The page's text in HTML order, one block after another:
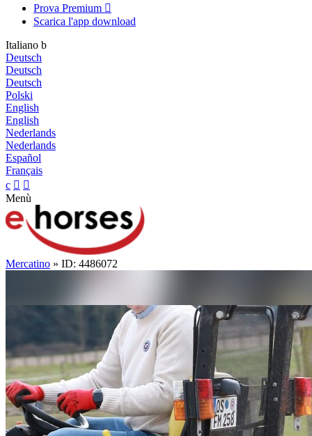
Prova Premium 
Scarica l'app download
Italiano b
Deutsch
Deutsch
Deutsch
Polski
English
English
Nederlands
Nederlands
Español
Français
c  
Menù
Mercatino » ID: 4486072